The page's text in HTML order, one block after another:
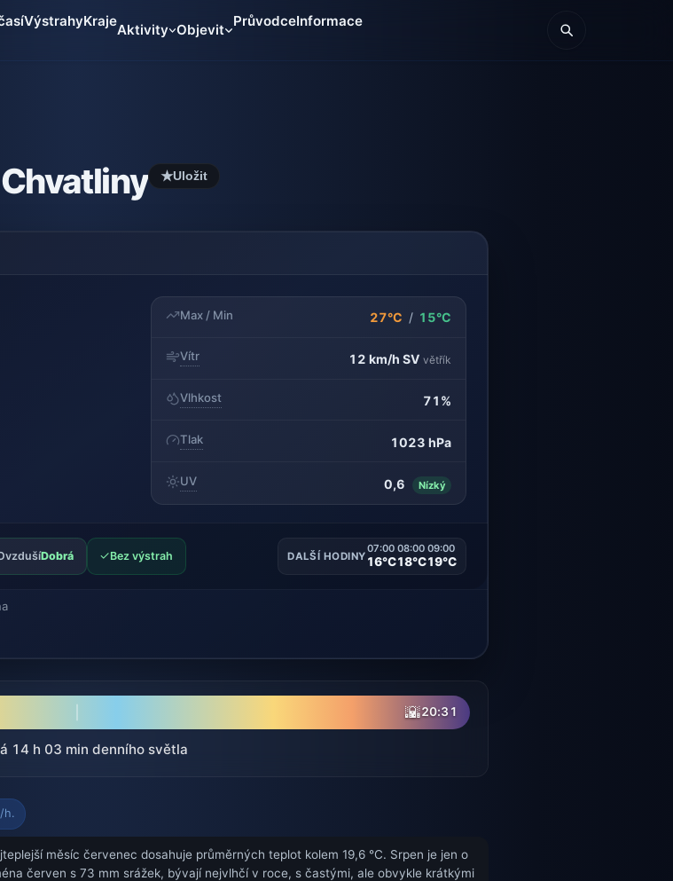
VýstrahyKraje
Aktivity Objevit
PrůvodceInformace
★Uložit
Max / Min 27°C / 15°C
Vítr 12 km/h SV větřík
Vlhkost 71%
Tlak 1023 hPa
UV 0,6 Nízký
Dobrá ✓Bez výstrah DALŠÍ HODINY
07:00
16°C
08:00
18°C
09:00
19°C
🌇20:31
14 h 03 min denního světla
h.
měsíc červenec dosahuje průměrných teplot kolem 19,6 °C. Srpen je jen o
červen s 73 mm srážek, bývají nejvlhčí v roce, s častými, ale obvykle krátkými